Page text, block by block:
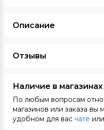
Описание
Отзывы
Наличие в магазинах
По любым вопросам
магазинов или заказа вы
удобном для вас чате